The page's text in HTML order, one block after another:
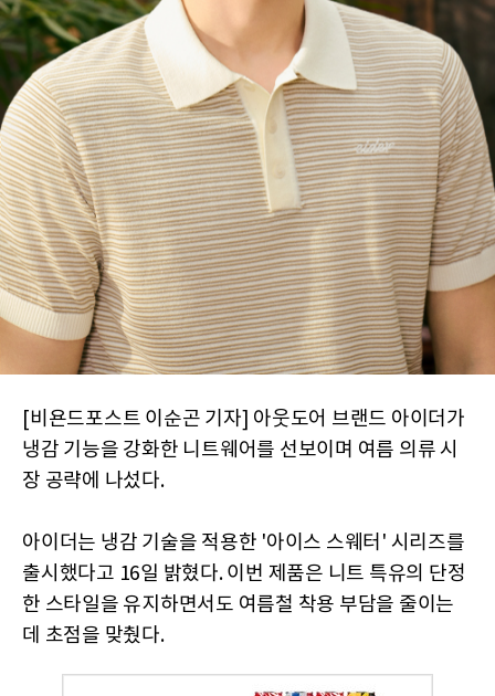
[비욘드포스트 이순곤 기자] 아웃도어 브랜드 아이더가
냉감 기능을 강화한 니트웨어를 선보이며 여름 의류 시
장 공략에 나섰다.
아이더는 냉감 기술을 적용한 '아이스 스웨터' 시리즈를
출시했다고 16일 밝혔다. 이번 제품은 니트 특유의 단정
한 스타일을 유지하면서도 여름철 착용 부담을 줄이는
데 초점을 맞췄다.